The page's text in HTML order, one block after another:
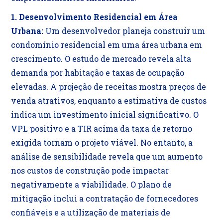
1. Desenvolvimento Residencial em Área
Urbana: Um desenvolvedor planeja construir um
condomínio residencial em uma área urbana em
crescimento. O estudo de mercado revela alta
demanda por habitação e taxas de ocupação
elevadas. A projeção de receitas mostra preços de
venda atrativos, enquanto a estimativa de custos
indica um investimento inicial significativo. O
VPL positivo e a TIR acima da taxa de retorno
exigida tornam o projeto viável. No entanto, a
análise de sensibilidade revela que um aumento
nos custos de construção pode impactar
negativamente a viabilidade. O plano de
mitigação inclui a contratação de fornecedores
confiáveis e a utilização de materiais de